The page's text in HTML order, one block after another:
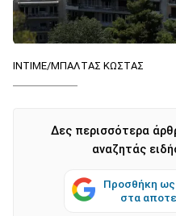
ΙΝΤΙΜΕ/ΜΠΑΛΤΑΣ ΚΩΣΤΑΣ
Δες περισσότερα
αναζητάς
Προσθήκη
στα